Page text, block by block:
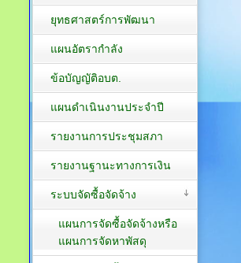
ยุทธศาสตร์การพัฒนา
แผนอัตรากำลัง
ข้อบัญญัติอบต.
แผนดำเนินงานประจำปี
รายงานการประชุมสภา
รายงานฐานะทางการเงิน
ระบบจัดซื้อจัดจ้าง
แผนการจัดซื้อจัดจ้างหรือ
แผนการจัดหาพัสดุ